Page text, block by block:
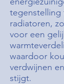
radiatoren,
voor een
waardoor
verdwijnen
stijgt.